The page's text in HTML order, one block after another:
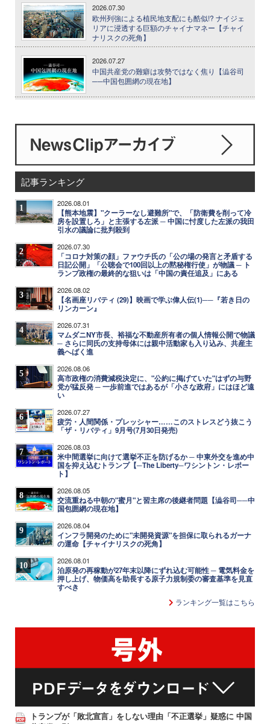
2026.07.30
欧州列強による植民地支配にも酷似!? ナイジェ
リアに浸透する巨額のチャイナマネー【チャイ
ナリスクの死角】
2026.07.27
中国共産党の難癖は攻勢ではなく焦り【澁谷司
──中国包囲網の現在地】
記事ランキング
1 2026.08.01
【熊本地震】"クーラーなし避難所"で、「防衛費を削って冷
房を設置しろ」と主張する左派 ─ 中国に忖度した左派の我田
引水の議論に批判殺到
2 2026.07.30
「コロナ対策の顔」ファウチ氏の「公の場の発言と矛盾する
日記公開」「公聴会で100回以上の黙秘権行使」が物議 ─ ト
ランプ政権の最終的な狙いは「中国の責任追及」にある
3 2026.08.02
【名画座リバティ (29)】映画で学ぶ偉人伝(1)──『若き日の
リンカーン』
4 2026.07.31
マムダニNY市長、裕福な不動産所有者の個人情報公開で物議
─ さらに同氏の支持母体には親中活動家も入り込み、共産主
義へばく進
5 2026.08.06
高市政権の消費減税決定に、"公約に掲げていた"はずの与野
党が猛反発 ─ 一歩前進ではあるが「小さな政府」にはほど遠
い
6 2026.07.27
疲労・人間関係・プレッシャー……このストレスどう抜こう
「ザ・リバティ」9月号(7月30日発売)
7 2026.08.03
米中間選挙に向けて選挙不正を防げるか ─ 中東外交を進め中
国を抑え込むトランプ【─The Liberty─ワシントン・レポー
ト】
8 2026.08.05
交流重ねる中朝の"蜜月"と習主席の後継者問題【澁谷司──中
国包囲網の現在地】
9 2026.08.04
インフラ開発のために"未開発資源"を担保に取られるガーナ
の運命【チャイナリスクの死角】
10 2026.08.01
泊原発の再稼動が27年末以降にずれ込む可能性 ─ 電気料金を
押し上げ、物価高を助長する原子力規制委の審査基準を見直
すべき
ランキング一覧はこちら
トランプが「敗北宣言」をしない理由「不正選挙」疑惑に 中国